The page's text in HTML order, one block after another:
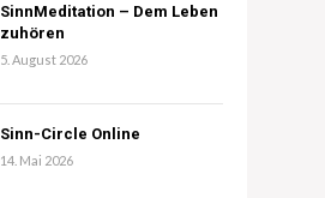
SinnMeditation – Dem Leben
zuhören
5. August 2026
Sinn-Circle Online
14. Mai 2026